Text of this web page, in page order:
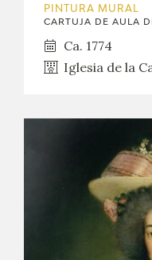
PINTURA MURAL
CARTUJA DE AULA
Ca. 1774
Iglesia de la